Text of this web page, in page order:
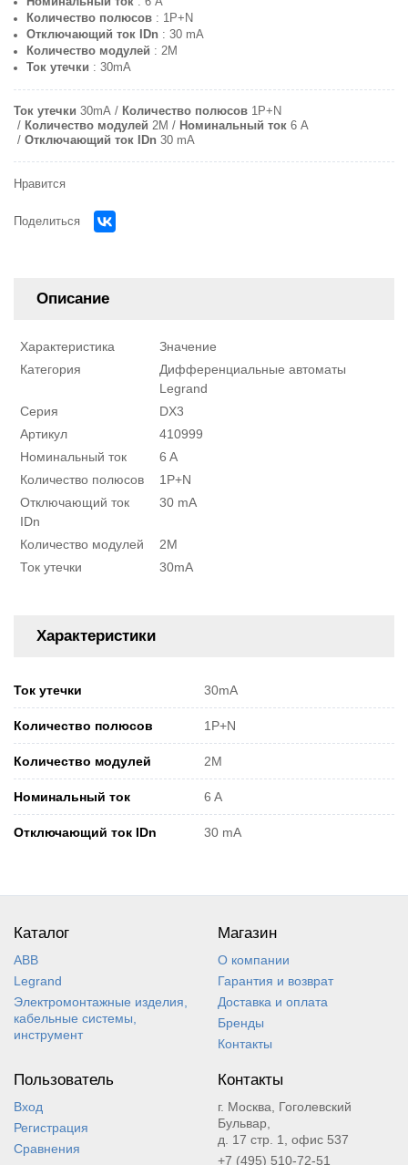
Количество полюсов: 1P+N
Отключающий ток IDn : 30 mA
Количество модулей : 2M
Ток утечки : 30mA
Ток утечки 30mA Количество полюсов 1P+N
Количество модулей 2M Номинальный ток 6 A
Отключающий ток IDn 30 mA
Нравится
Поделиться
Описание
Характеристика
Значение
Категория
Дифференциальные автоматы
Legrand
Серия
DX3
Артикул
410999
Номинальный ток
6 A
Количество полюсов
1P+N
Отключающий ток
IDn
30 mA
Количество модулей
2M
Ток утечки
30mA
Характеристики
Ток утечки 30mA
Количество полюсов 1P+N
Количество модулей 2M
Номинальный ток 6 A
Отключающий ток IDn 30 mA
Каталог
ABB
Legrand
Электромонтажные изделия,
кабельные системы,
инструмент
Магазин
О компании
Гарантия и возврат
Доставка и оплата
Бренды
Контакты
Пользователь
Вход
Регистрация
Сравнения
Контакты
г. Москва, Гоголевский
Бульвар,
д. 17 стр. 1, офис 537
+7 (495) 510-72-51